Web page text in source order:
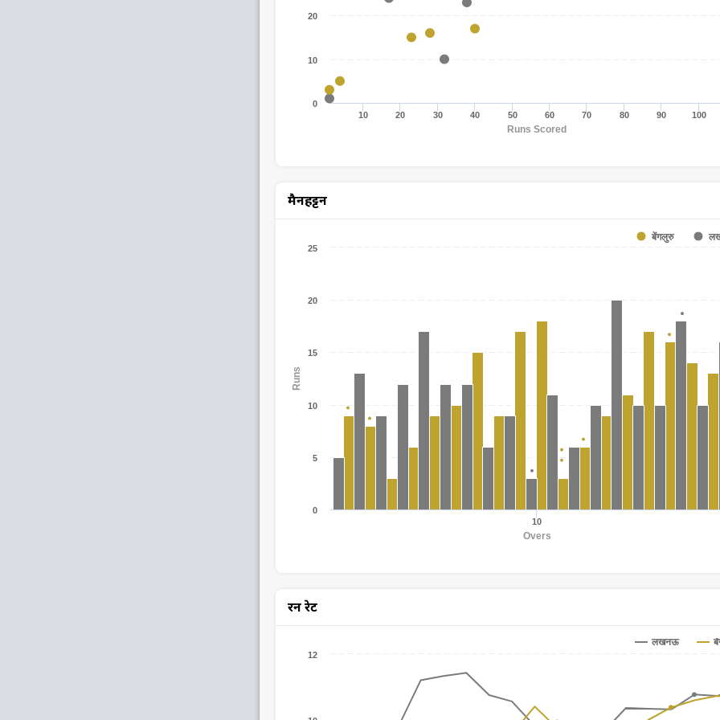
Runs Scored
10 20 30 40 50 60 70 80 90 100
0
10
20
मैनहट्टन
Overs
Runs
बेंगलुरु
10
0
5
10
15
20
25
रन रेट
लखनऊ
12